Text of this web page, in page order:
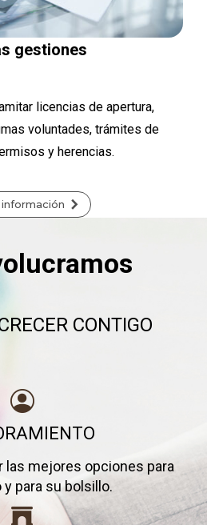
gestiones
licencias de apertura,
voluntades, trámites de
y herencias.
información
CONTIGO
las mejores opciones para
para su bolsillo.